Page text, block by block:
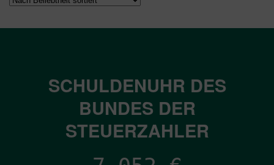
SCHULDENUHR DES
BUNDES DER
STEUERZAHLER